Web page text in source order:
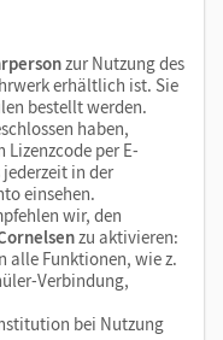
zur Nutzung des
erhältlich ist. Sie
bestellt werden.
haben,
per E-
in der
einsehen.
wir, den
zu aktivieren:
alle Funktionen, wie z.
Verbindung,
bei Nutzung